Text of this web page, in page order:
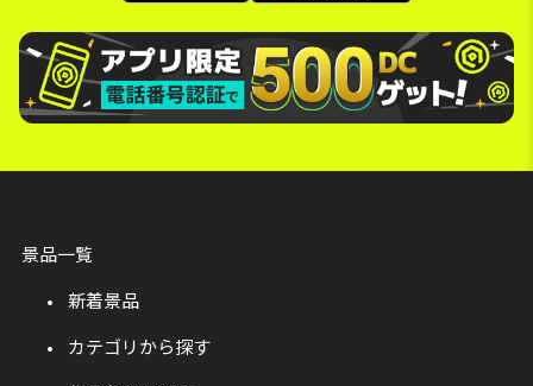
景品一覧
新着景品
カテゴリから探す